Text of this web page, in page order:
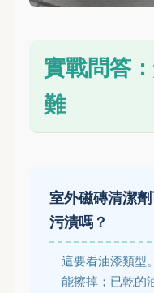
實戰問答
難
室外磁磚清潔
污漬嗎？
這要看油漆類型
能擦掉；已乾的